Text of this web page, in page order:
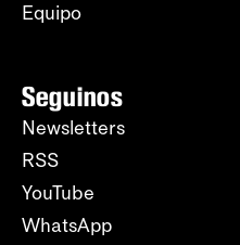
Equipo
Seguinos
Newsletters
RSS
YouTube
WhatsApp